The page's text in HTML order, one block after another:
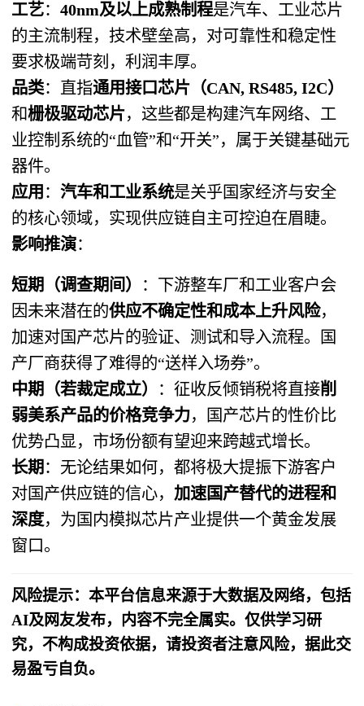
工艺​：​40nm及以上成熟制程是汽车、工业芯片
的主流制程，技术壁垒高，对可靠性和稳定性
要求极端苛刻，利润丰厚。
品类​：直指通用接口芯片（CAN, RS485, I2C）​
和栅极驱动芯片，这些都是构建汽车网络、工
业控制系统的“血管”和“开关”，属于关键基础元
器件。
应用 ​：​汽车和工业系统是关乎国家经济与安全
的核心领域，实现供应链自主可控迫在眉睫。
影响推演​：
短期（调查期间）​
​：下游整车厂和工业客户会
因未来潜在的供应不确定性和成本上升风险，
加速对国产芯片的验证、测试和导入流程。国
产厂商获得了难得的“送样入场券”。
中期（若裁定成立）​
​：征收反倾销税将直接削
弱美系产品的价格竞争力，国产芯片的性价比
优势凸显，市场份额有望迎来跨越式增长。
长期 ​：无论结果如何，都将极大提振下游客户
对国产供应链的信心，​ 加速国产替代的进程和
深度，为国内模拟芯片产业提供一个黄金发展
窗口。
风险提示：本平台信息来源于大数据及网络，包括
AI及网友发布，内容不完全属实。仅供学习研
究，不构成投资依据，请投资者注意风险，据此交
易盈亏自负。